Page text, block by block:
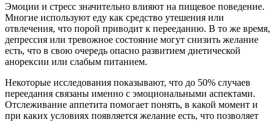
Эмоции и стресс значительно влияют на пищевое поведение.
Многие используют еду как средство утешения или
отвлечения, что порой приводит к перееданию. В то же время,
депрессия или тревожное состояние могут снизить желание
есть, что в свою очередь опасно развитием диетической
анорексии или слабым питанием.
Некоторые исследования показывают, что до 50% случаев
переедания связаны именно с эмоциональными аспектами.
Отслеживание аппетита помогает понять, в какой момент и
при каких условиях появляется желание есть, что позволяет